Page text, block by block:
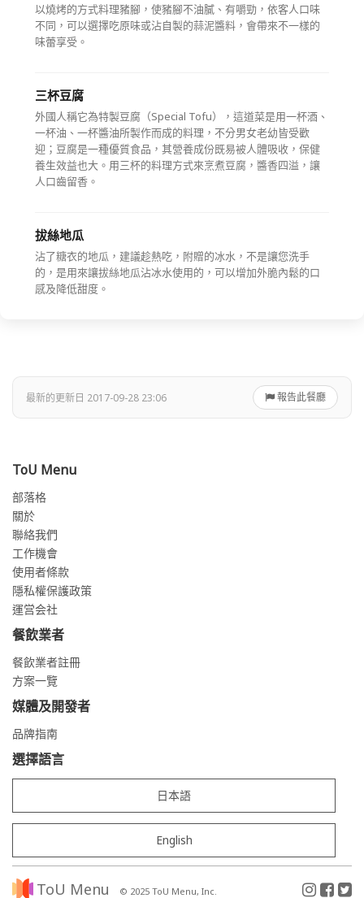
以燒烤的方式料理豬腳，使豬腳不油膩、有嚼勁，依客人口味
不同，可以選擇吃原味或沾自製的蒜泥醬料，會帶來不一樣的
味蕾享受。
三杯豆腐
外國人稱它為特製豆腐（Special Tofu），這道菜是用一杯酒、
一杯油、一杯醬油所製作而成的料理，不分男女老幼皆受歡
迎；豆腐是一種優質食品，其營養成份既易被人體吸收，保健
養生效益也大。用三杯的料理方式來烹煮豆腐，醬香四溢，讓
人口齒留香。
拔絲地瓜
沾了糖衣的地瓜，建議趁熱吃，附贈的冰水，不是讓您洗手
的，是用來讓拔絲地瓜沾冰水使用的，可以增加外脆內鬆的口
感及降低甜度。
最新的更新日 2017-09-28 23:06 報告此餐廳
ToU Menu
部落格
關於
聯絡我們
工作機會
使用者條款
隱私權保護政策
運営会社
餐飲業者
餐飲業者註冊
方案一覽
媒體及開發者
品牌指南
選擇語言
日本語
English
ToU Menu © 2025 ToU Menu, Inc.